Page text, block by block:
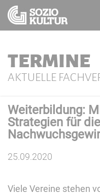
TERMINE
AKTUELLE
Weiterbildung:
Strategien für die
25.09.2020
Viele Vereine stehen